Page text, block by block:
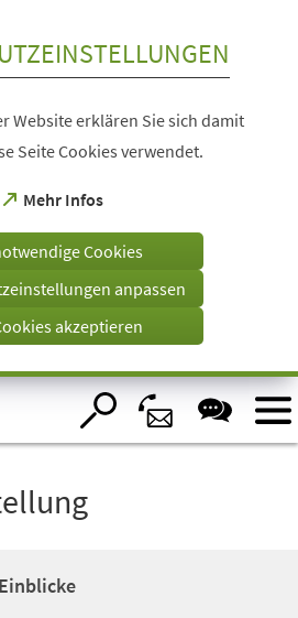
Website erklären Sie sich damit
Seite Cookies verwendet.
Mehr Infos
(Öffnet
einem
Tab)
Cookies
anpassen
akzeptieren